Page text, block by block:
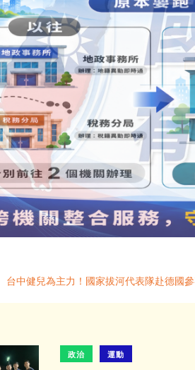
台中健兒為主力！國家拔河代表隊赴德國
政治 運動